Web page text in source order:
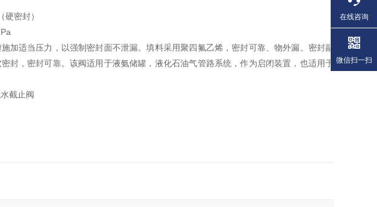
密封）
加适当压力，以强制密封面不泄漏。填料采用聚四氟乙烯，密封可靠、物外漏。密封副
封，密封可靠。该阀适用于液氨储罐，液化石油气管路系统，作为启闭装置，也适用于
截止阀
在线咨询
微信扫一扫